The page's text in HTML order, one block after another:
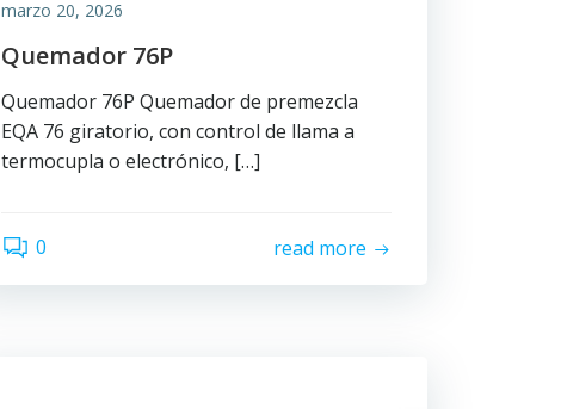
marzo 20, 2026
Quemador 76P
Quemador 76P Quemador de premezcla
EQA 76 giratorio, con control de llama a
termocupla o electrónico, […]
0 read more